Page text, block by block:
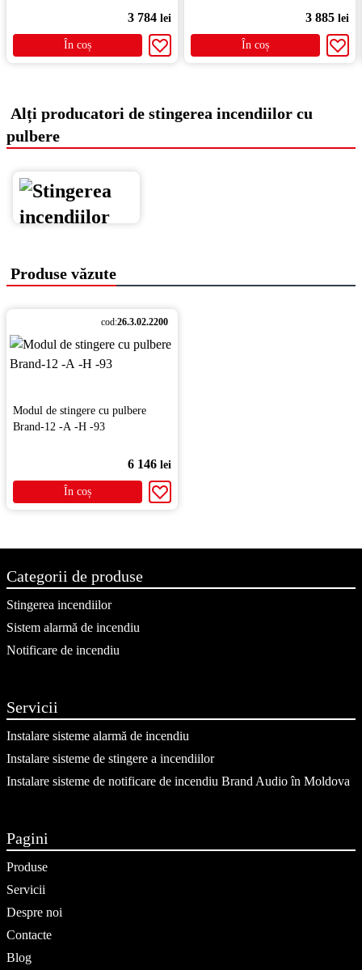
3 784 lei
În coș
3 885 lei
În coș
Alți producatori de stingerea incendiilor cu
pulbere
Produse văzute
cod:26.3.02.2200
Modul de stingere cu pulbere
Brand-12 -А -Н -93
6 146 lei
În coș
Categorii de produse
Stingerea incendiilor
Sistem alarmă de incendiu
Notificare de incendiu
Servicii
Instalare sisteme alarmă de incendiu
Instalare sisteme de stingere a incendiilor
Instalare sisteme de notificare de incendiu Brand Audio în Moldova
Pagini
Produse
Servicii
Despre noi
Contacte
Blog